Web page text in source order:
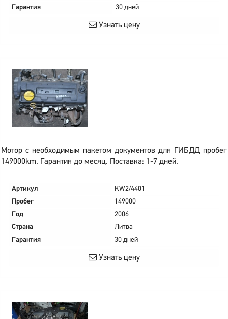
Гарантия
30 дней
Узнать цену
Мотор с необходимым пакетом документов для ГИБДД пробег
149000km. Гарантия до месяц. Поставка: 1-7 дней.
Артикул
KW2/4401
Пробег
149000
Год
2006
Страна
Литва
Гарантия
30 дней
Узнать цену